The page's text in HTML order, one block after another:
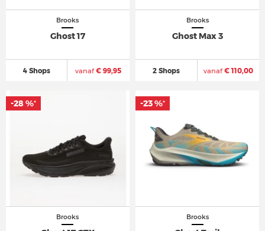
Brooks
Ghost 17
4 Shops vanaf€ 99,95
Brooks
Ghost Max 3
2 Shops vanaf€ 110,00
Brooks
-28 %*
-28 %*
Brooks
-23 %*
-23 %*